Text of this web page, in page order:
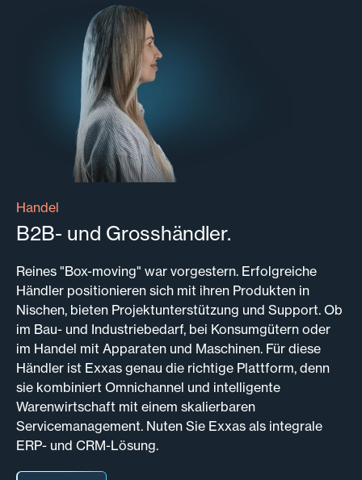
Handel
B2B- und Grosshändler.
Reines "Box-moving" war vorgestern. Erfolgreiche
Händler positionieren sich mit ihren Produkten in
Nischen, bieten Projektunterstützung und Support. Ob
im Bau- und Industriebedarf, bei Konsumgütern oder
im Handel mit Apparaten und Maschinen. Für diese
Händler ist Exxas genau die richtige Plattform, denn
sie kombiniert Omnichannel und intelligente
Warenwirtschaft mit einem skalierbaren
Servicemanagement. Nuten Sie Exxas als integrale
ERP- und CRM-Lösung.